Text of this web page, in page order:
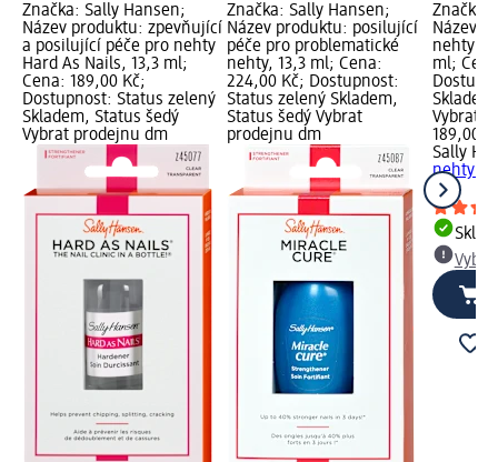
Značka: Sally Hansen;
Název produktu: zpevňující
a posilující péče pro nehty
Hard As Nails, 13,3 ml;
Cena: 189,00 Kč;
Dostupnost: Status zelený
Skladem, Status šedý
Vybrat prodejnu dm
Značka: Sally Hansen;
Název produktu: posilující
péče pro problematické
nehty, 13,3 ml; Cena:
224,00 Kč; Dostupnost:
Status zelený Skladem,
Status šedý Vybrat
prodejnu dm
Značka:
Název
nehty s
ml;
Vybrat
189,00
Sally
nehty s
ml